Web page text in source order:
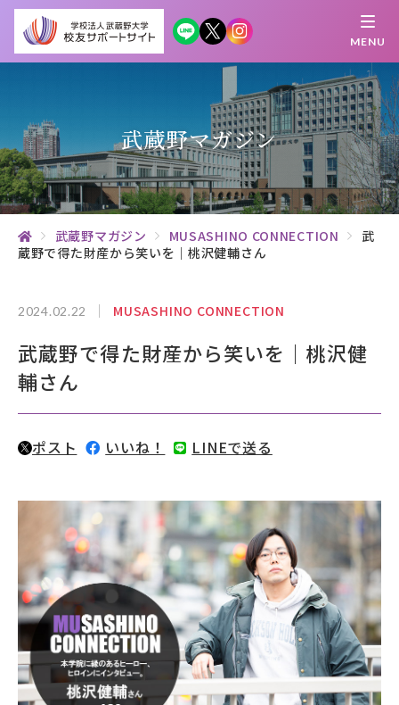
MENU
知 る 探 す 繋がる
校友サポートサイトとは
母校について
むらさき会・くれない会について
お知らせ
武蔵野マガジン
創立100周年記念事業
募財（寄付）
各種手続き・ご案内
卒業後の学び
武蔵野TV お問い合わせ
よくあるご質問 プライバシーポリシー
武蔵野マガジン
武蔵野マガジン MUSASHINO CONNECTION
武
蔵野で得た財産から笑いを｜桃沢健輔さん
2024.02.22 MUSASHINO CONNECTION
武蔵野で得た財産から笑いを｜桃沢健
輔さん
ポスト いいね！ LINEで送る